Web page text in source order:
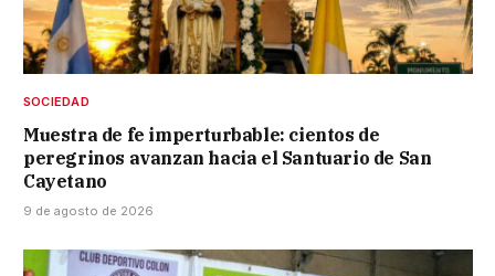
SOCIEDAD
Muestra de fe imperturbable: cientos de
peregrinos avanzan hacia el Santuario de San
Cayetano
9 de agosto de 2026